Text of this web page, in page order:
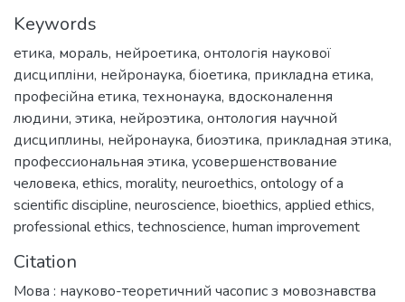
Keywords
етика, мораль, нейроетика, онтологія наукової
дисципліни, нейронаука, біоетика, прикладна етика,
професійна етика, технонаука, вдосконалення
людини, этика, нейроэтика, онтология научной
дисциплины, нейронаука, биоэтика, прикладная этика,
профессиональная этика, усовершенствование
человека, ethics, morality, neuroethics, ontology of a
scientific discipline, neuroscience, bioethics, applied ethics,
professional ethics, technoscience, human improvement
Citation
Мова : науково-теоретичний часопис з мовознавства